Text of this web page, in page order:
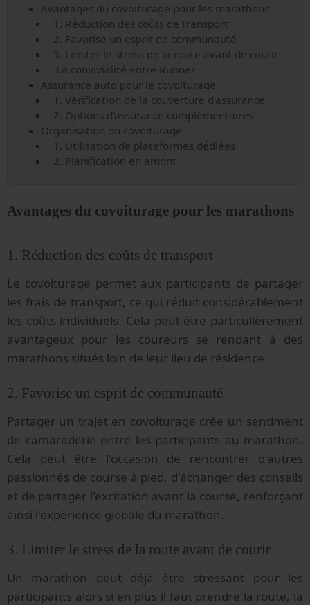
Avantages du covoiturage pour les marathons
1. Réduction des coûts de transport
2. Favorise un esprit de communauté
3. Limiter le stress de la route avant de courir
La convivialité entre Runner
Assurance auto pour le covoiturage
1. Vérification de la couverture d'assurance
2. Options d'assurance complémentaires
Organisation du covoiturage
1. Utilisation de plateformes dédiées
2. Planification en amont
Avantages du covoiturage pour les marathons
1. Réduction des coûts de transport
Le covoiturage permet aux participants de partager
les frais de transport, ce qui réduit considérablement
les coûts individuels. Cela peut être particulièrement
avantageux pour les coureurs se rendant à des
marathons situés loin de leur lieu de résidence.
2. Favorise un esprit de communauté
Partager un trajet en covoiturage crée un sentiment
de camaraderie entre les participants au marathon.
Cela peut être l'occasion de rencontrer d'autres
passionnés de course à pied, d'échanger des conseils
et de partager l'excitation avant la course, renforçant
ainsi l'expérience globale du marathon.
3. Limiter le stress de la route avant de courir
Un marathon peut déjà être stressant pour les
participants alors si en plus il faut prendre la route, la